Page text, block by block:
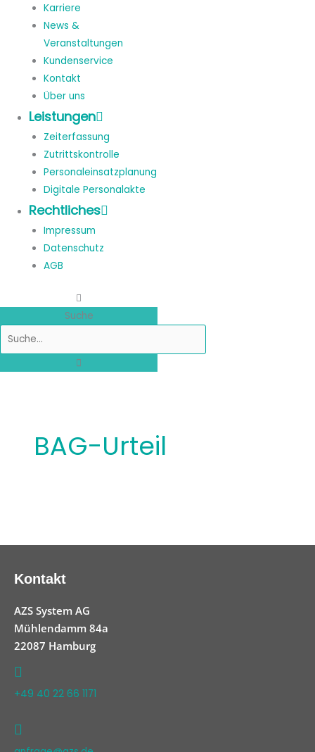
Karriere
News &
Veranstaltungen
Kundenservice
Kontakt
Über uns
Leistungen
Zeiterfassung
Zutrittskontrolle
Personaleinsatzplanung
Digitale Personalakte
Rechtliches
Impressum
Datenschutz
AGB
Suche
BAG-Urteil
Kontakt
AZS System AG
Mühlendamm 84a
22087 Hamburg
+49 40 22 66 1171